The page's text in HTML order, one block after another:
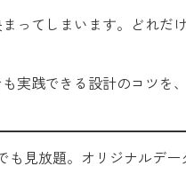
ってしまいます。どれだ
実践できる設計のコツを
も見放題。オリジナルデ